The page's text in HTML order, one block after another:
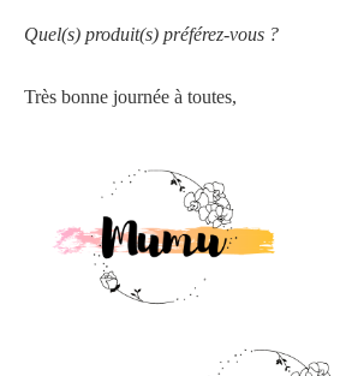
Quel(s) produit(s) préférez-vous ?
Très bonne journée à toutes,